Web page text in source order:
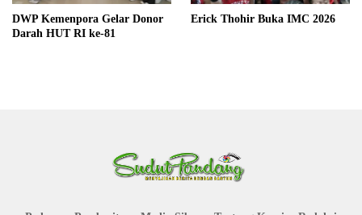
DWP Kemenpora Gelar Donor
Darah HUT RI ke-81
Erick Thohir Buka IMC 2026